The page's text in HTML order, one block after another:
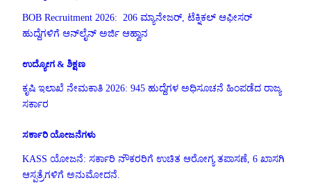
BOB Recruitment 2026: 206 ಮ್ಯಾನೇಜರ್, ಟೆಕ್ನಿಕಲ್ ಆಫೀಸರ್
ಹುದ್ದೆಗಳಿಗೆ ಆನ್‌ಲೈನ್ ಅರ್ಜಿ ಆಹ್ವಾನ
ಉದ್ಯೋಗ & ಶಿಕ್ಷಣ
ಕೃಷಿ ಇಲಾಖೆ ನೇಮಕಾತಿ 2026: 945 ಹುದ್ದೆಗಳ ಅಧಿಸೂಚನೆ ಹಿಂಪಡೆದ ರಾಜ್ಯ
ಸರ್ಕಾರ
ಸರ್ಕಾರಿ ಯೋಜನೆಗಳು
KASS ಯೋಜನೆ: ಸರ್ಕಾರಿ ನೌಕರರಿಗೆ ಉಚಿತ ಆರೋಗ್ಯ ತಪಾಸಣೆ, 6 ಖಾಸಗಿ
ಆಸ್ಪತ್ರೆಗಳಿಗೆ ಅನುಮೋದನೆ.